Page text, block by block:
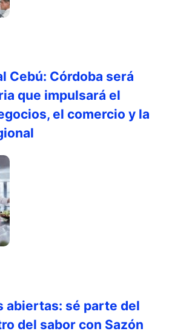
Cebú: Córdoba será
que impulsará el
el comercio y la
abiertas: sé parte del
del sabor con Sazón